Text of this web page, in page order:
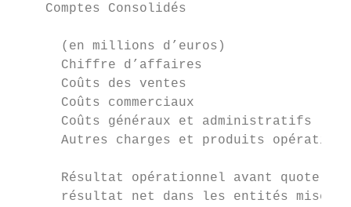
    Comptes Consolidés
(en millions d’euros)
Chiffre d’affaires
Coûts des ventes
Coûts commerciaux
Coûts généraux et administratifs
Autres charges et produits
Résultat opérationnel avant quote-
résultat net dans les entités mises